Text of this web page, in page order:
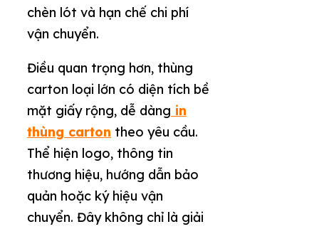
chèn lót và hạn chế chi phí
vận chuyển.
Điều quan trọng hơn, thùng
carton loại lớn có diện tích bề
mặt giấy rộng, dễ dàng in
thùng carton theo yêu cầu.
Thể hiện logo, thông tin
thương hiệu, hướng dẫn bảo
quản hoặc ký hiệu vận
chuyển. Đây không chỉ là giải